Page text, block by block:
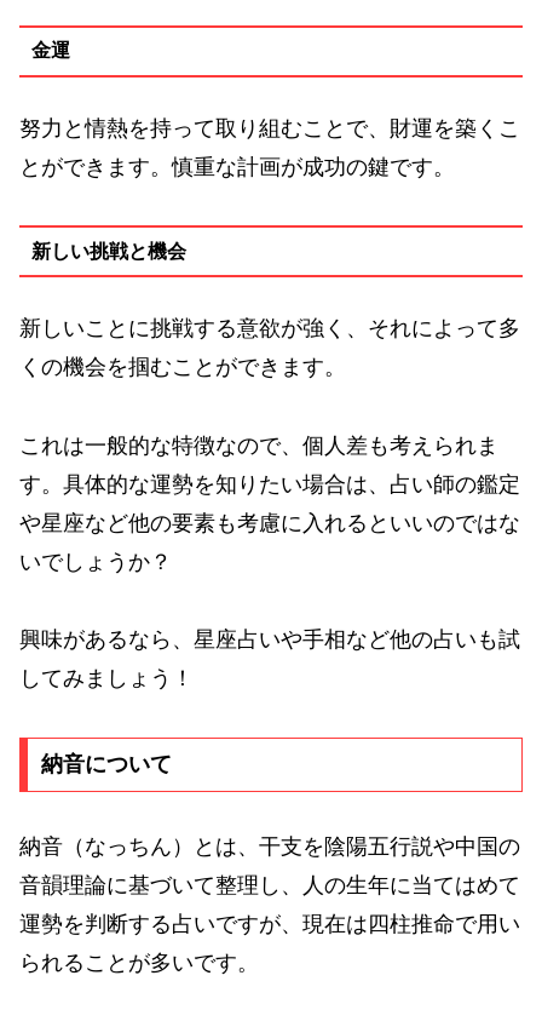
金運
努力と情熱を持って取り組むことで、財運を築くこ
とができます。慎重な計画が成功の鍵です。
新しい挑戦と機会
新しいことに挑戦する意欲が強く、それによって多
くの機会を掴むことができます。
これは一般的な特徴なので、個人差も考えられま
す。具体的な運勢を知りたい場合は、占い師の鑑定
や星座など他の要素も考慮に入れるといいのではな
いでしょうか？
興味があるなら、星座占いや手相など他の占いも試
してみましょう！
納音について
納音（なっちん）とは、干支を陰陽五行説や中国の
音韻理論に基づいて整理し、人の生年に当てはめて
運勢を判断する占いですが、現在は四柱推命で用い
られることが多いです。